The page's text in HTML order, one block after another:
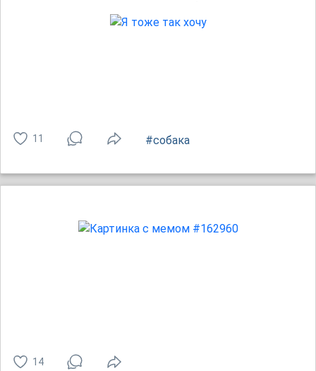
11 #собака
14